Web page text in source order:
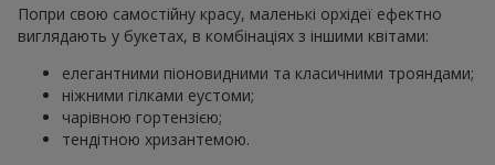
Попри свою самостійну красу, маленькі орхідеї ефектно
виглядають у букетах, в комбінаціях з іншими квітами:
елегантними піоновидними та класичними трояндами;
ніжними гілками еустоми;
чарівною гортензією;
тендітною хризантемою.